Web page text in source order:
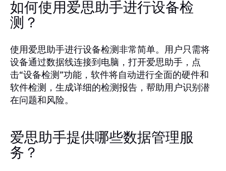
如何使用爱思助手进行设备检
测？
使用爱思助手进行设备检测非常简单。用户只需将
设备通过数据线连接到电脑，打开爱思助手，点
击“设备检测”功能，软件将自动进行全面的硬件和
软件检测，生成详细的检测报告，帮助用户识别潜
在问题和风险。
爱思助手提供哪些数据管理服
务？